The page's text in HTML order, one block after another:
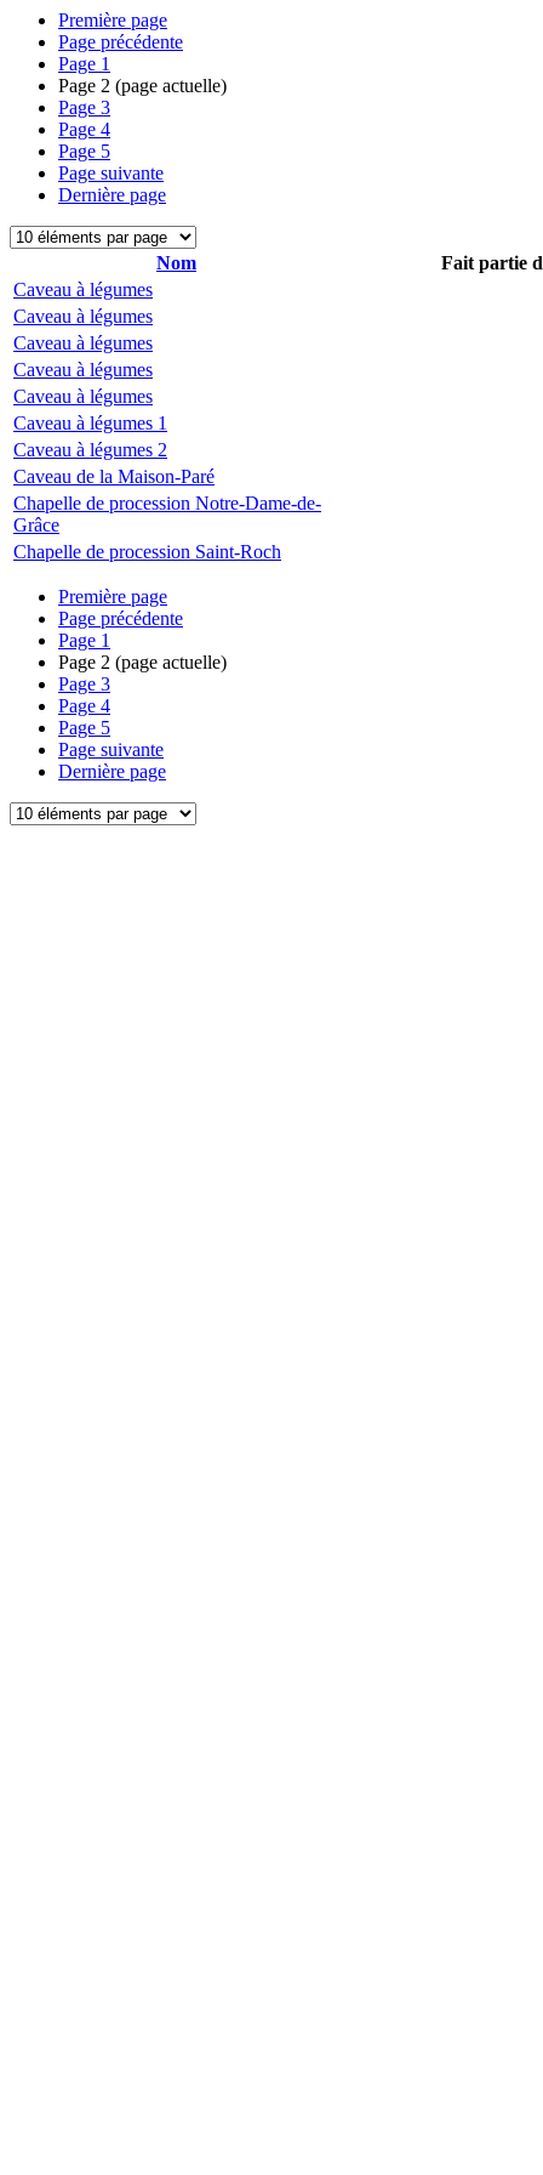
Première page
Page précédente
Page 1
Page 2 (page actuelle)
Page 3
Page 4
Page 5
Page suivante
Dernière page
Nom
Fait partie
Caveau à légumes
Caveau à légumes
Caveau à légumes
Caveau à légumes
Caveau à légumes
Caveau à légumes 1
Caveau à légumes 2
Caveau de la Maison-Paré
Chapelle de procession Notre-Dame-de-
Grâce
Chapelle de procession Saint-Roch
Première page
Page précédente
Page 1
Page 2 (page actuelle)
Page 3
Page 4
Page 5
Page suivante
Dernière page